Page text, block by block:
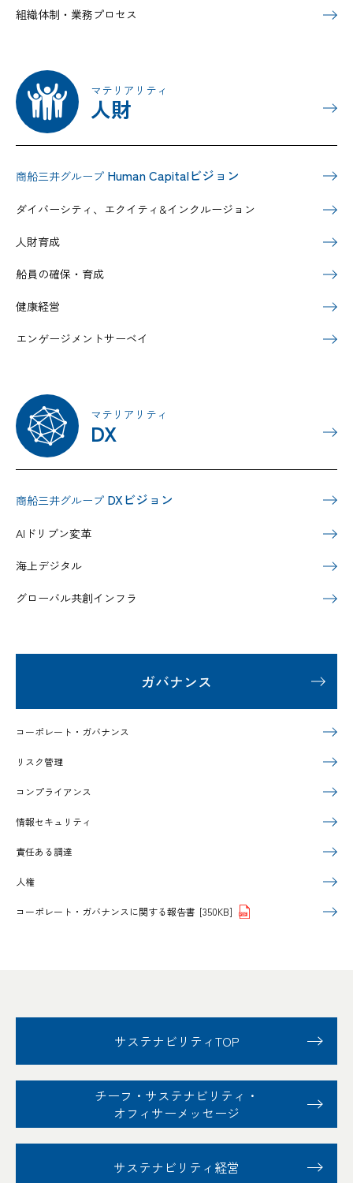
組織体制・業務プロセス
マテリアリティ
人財
商船三井グループ Human Capitalビジョン
ダイバーシティ、エクイティ&インクルージョン
人財育成
船員の確保・育成
健康経営
エンゲージメントサーベイ
マテリアリティ
DX
商船三井グループ DXビジョン
AIドリブン変革
海上デジタル
グローバル共創インフラ
ガバナンス
コーポレート・ガバナンス
リスク管理
コンプライアンス
情報セキュリティ
責任ある調達
人権
コーポレート・ガバナンスに関する報告書 [350KB]
サステナビリティTOP
チーフ・サステナビリティ ・
オフィサーメッセージ
サステナビリティ経営